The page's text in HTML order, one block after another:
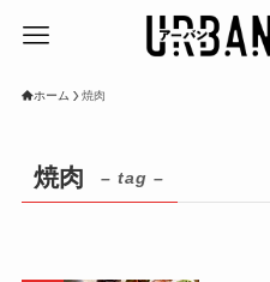
ホーム 焼肉
焼肉 – tag –